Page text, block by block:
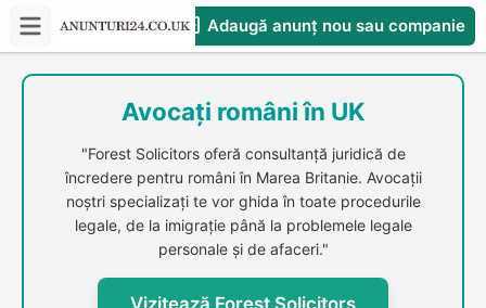
Adaugă anunț nou sau companie
CompaniesS
Avocați români în UK
"Forest Solicitors oferă consultanță juridică de
încredere pentru români în Marea Britanie. Avocații
noștri specializați te vor ghida în toate procedurile
legale, de la imigrație până la problemele legale
personale și de afaceri."
Vizitează Forest Solicitors